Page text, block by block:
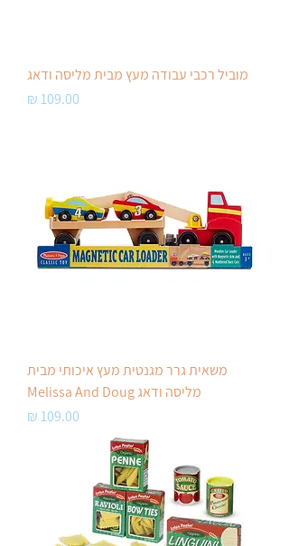
מוביל רכבי עבודה מעץ מבית מליסה ודאג
מחיר
משאית גרר מגנטית מעץ איכותי מבית
מליסה ודאג Melissa And Doug
מחיר